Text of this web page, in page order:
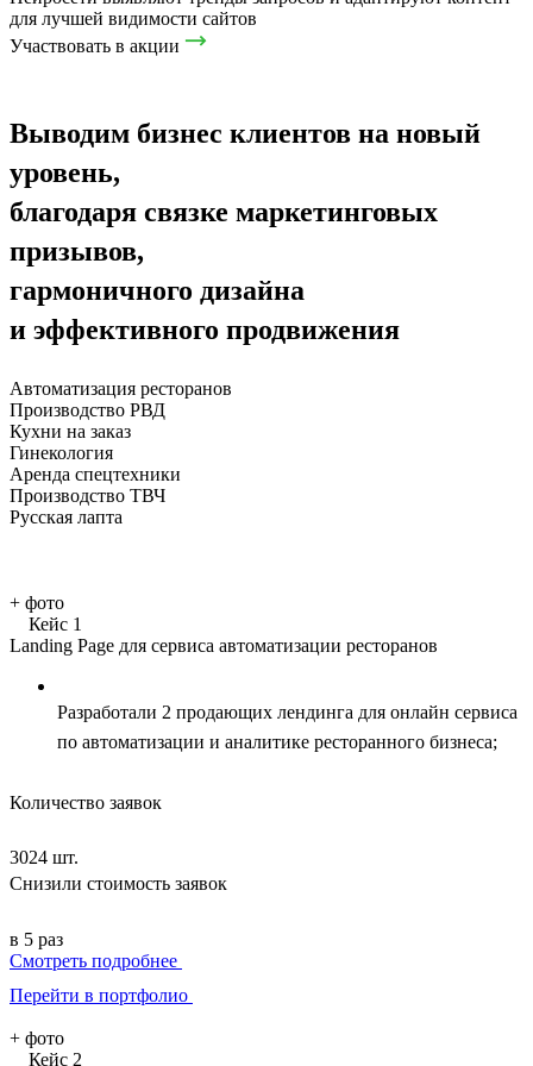
для лучшей видимости сайтов
Участвовать в акции
Выводим бизнес клиентов на новый
уровень,
благодаря связке маркетинговых
призывов,
гармоничного дизайна
и эффективного продвижения
Автоматизация ресторанов
Производство РВД
Кухни на заказ
Гинекология
Аренда спецтехники
Производство ТВЧ
Русская лапта
+ фото
Кейс 1
Landing Page для сервиса автоматизации ресторанов
Разработали 2 продающих лендинга для онлайн сервиса
по автоматизации и аналитике ресторанного бизнеса;
Количество заявок
3024 шт.
Снизили стоимость заявок
в 5 раз
Смотреть подробнее
Перейти в портфолио
+ фото
Кейс 2